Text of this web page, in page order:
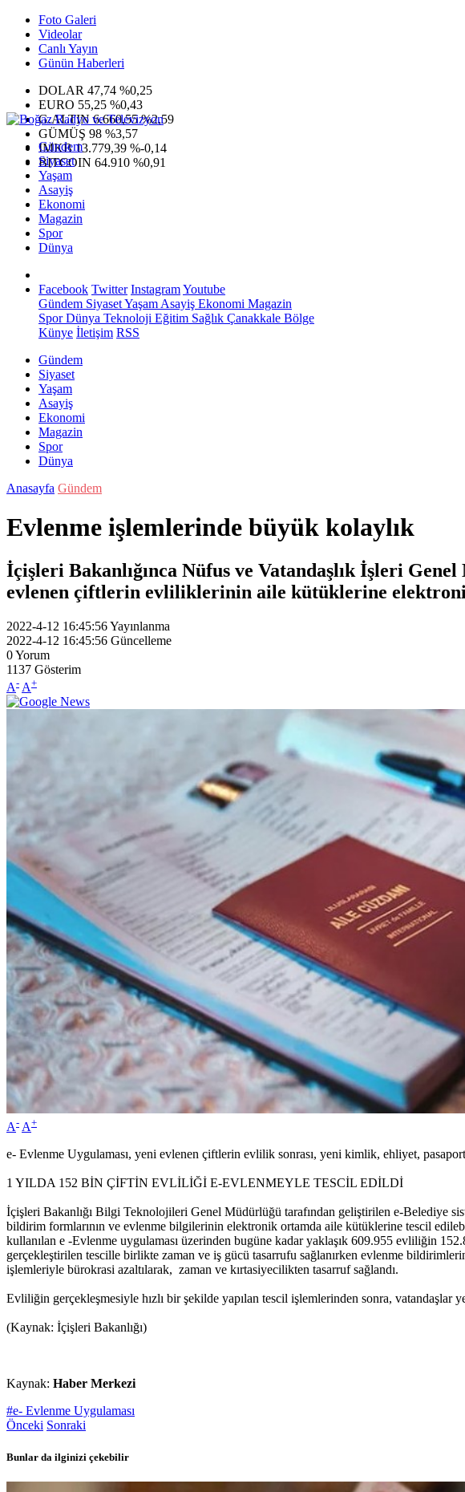
Foto Galeri
Videolar
Canlı Yayın
Günün Haberleri
DOLAR 47,74 %0,25
EURO 55,25 %0,43
G.ALTIN6.660,55 %2,59
GÜMÜŞ 98 %3,57
IMKB13.779,39 %-0,14
BITCOIN 64.910 %0,91
Gündem
Siyaset
Yaşam
Asayiş
Ekonomi
Magazin
Spor
Dünya
Facebook Twitter InstagramYoutube
Gündem SiyasetYaşam Asayiş Ekonomi Magazin
SporDünya Teknoloji Eğitim Sağlık Çanakkale Bölge
Künye İletişim RSS
Gündem
Siyaset
Yaşam
Asayiş
Ekonomi
Magazin
Spor
Dünya
Anasayfa Gündem
Evlenme işlemlerinde büyük kolaylık
İçişleri Bakanlığınca Nüfus ve Vatandaşlık İşleri
evlenen çiftlerin evliliklerinin aile kütüklerine
2022-4-12 16:45:56Yayınlanma
2022-4-12 16:45:56 Güncelleme
0Yorum
1137 Gösterim
A- A+
A- A+
e- Evlenme Uygulaması, yeni evlenen çiftlerin evlilik sonrası, yeni kimlik, ehliyet,
1 YILDA 152 BİN ÇİFTİN EVLİLİĞİ E-EVLENMEYLE TESCİL EDİLDİ
İçişleri Bakanlığı Bilgi Teknolojileri Genel Müdürlüğü tarafından geliştirilen e-Belediye
bildirim formlarının ve evlenme bilgilerinin elektronik ortamda aile kütüklerine tescil
kullanılan e -Evlenme uygulaması üzerinden bugüne kadar yaklaşık 609.955 evliliğin
gerçekleştirilen tescille birlikte zaman ve iş gücü tasarrufu sağlanırken evlenme
işlemleriyle bürokrasi azaltılarak, zaman ve kırtasiyecilikten tasarruf sağlandı.
Evliliğin gerçekleşmesiyle hızlı bir şekilde yapılan tescil işlemlerinden sonra, vatandaşlar
(Kaynak: İçişleri Bakanlığı)
Kaynak: Haber Merkezi
#e- Evlenme Uygulaması
Önceki Sonraki
Bunlar da ilginizi çekebilir